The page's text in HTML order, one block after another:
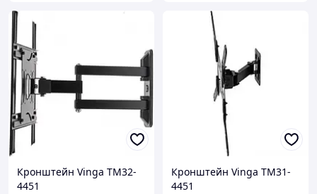
Кронштейн Vinga TM32-
4451
Кронштейн Vinga TM31-
4451